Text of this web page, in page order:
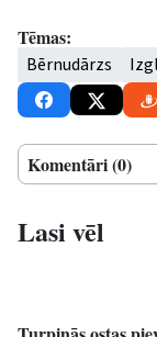
Tēmas:
Bērnudārzs
Komentāri (0)
Lasi vēl